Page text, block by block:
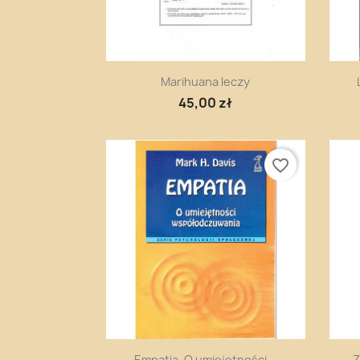
Szybki podgląd
Marihuana leczy
45,00 zł
Szybki podgląd
favorite_border